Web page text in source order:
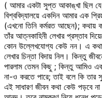
( আমার একটা সুপ্ত আকাঙ্খা ছিল
বিশ্ববিদ্যালয়ে একদিন আমার এক
(এখনো তিনি কর্মরত আছেন); কথায়
তাঁর আত্নকাহিনী লেখার প্রস্তাব
কোন উল্লেখযোগ্য কেউ নন। এ
লেখার চিন্তা বিদায় নিল। কিন্তু
পারলাম তেমন কিছু ; কিন্তু আমিও
না-ও করতে পারে; তাই বলে কি তার
এই সাধারণ জীবন কথা কেউ পড়বে